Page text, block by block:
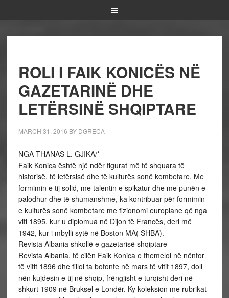
ROLI I FAIK KONICËS NË
GAZETARINË DHE
LETËRSINË SHQIPTARE
MARCH 31, 2016 BY DGRECA
NGA THANAS L. GJIKA/*
Faik Konica është një ndër figurat më të shquara të
historisë, të letërsisë dhe të kulturës sonë kombetare. Me
formimin e tij solid, me talentin e spikatur dhe me punën e
palodhur dhe të shumanshme, ka kontribuar për formimin
e kulturës sonë kombetare me fizionomi europiane që nga
viti 1895, kur u diplomua në Dijon të Francës, deri më
1942, kur i mbylli sytë në Boston MA( SHBA).
Revista Albania shkollë e gazetarisë shqiptare
Revista Albania, të cilën Faik Konica e themeloi në nëntor
të vitit 1896 dhe filloi ta botonte në mars të vitit 1897, doli
nën kujdesin e tij në shqip, frëngjisht e turqisht deri në
shkurt 1909 në Bruksel e Londër. Ky koleksion me rubrikat